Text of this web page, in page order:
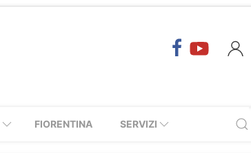
FIORENTINA SERVIZI